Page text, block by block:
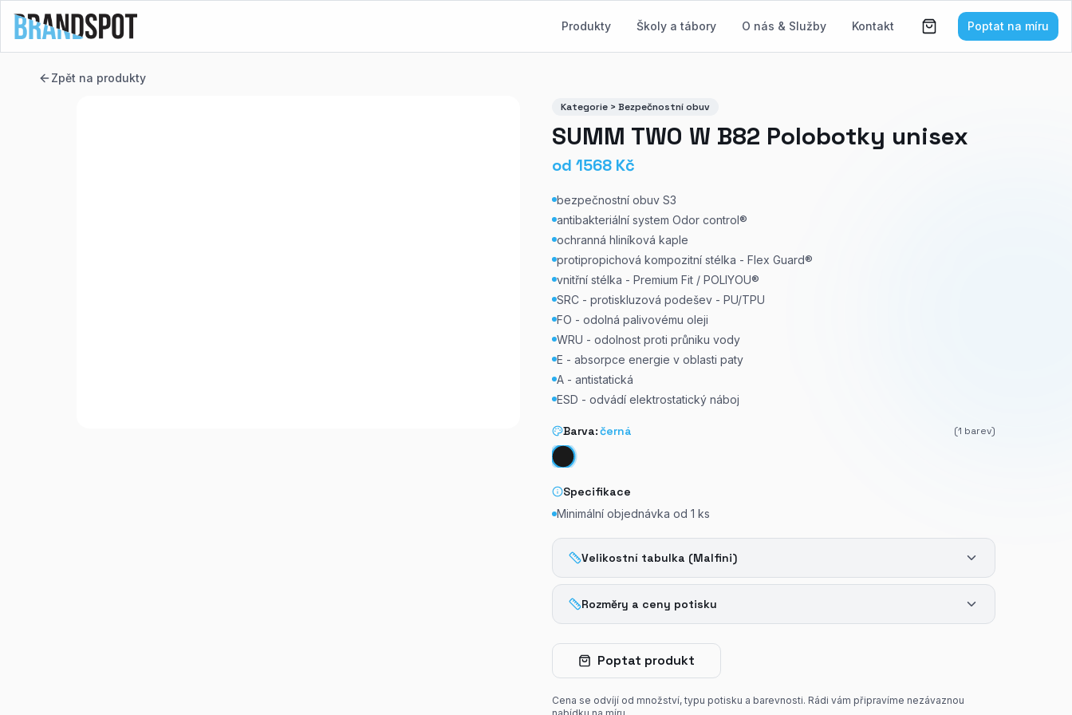
Produkty Školy a tábory O nás & Služby Kontakt Poptat na míru
Zpět na produkty
Kategorie > Bezpečnostní obuv
SUMM TWO W B82 Polobotky unisex
od 1568 Kč
bezpečnostní obuv S3
antibakteriální system Odor control®
ochranná hliníková kaple
protipropichová kompozitní stélka - Flex Guard®
vnitřní stélka - Premium Fit / POLIYOU®
SRC - protiskluzová podešev - PU/TPU
FO - odolná palivovému oleji
WRU - odolnost proti průniku vody
E - absorpce energie v oblasti paty
A - antistatická
ESD - odvádí elektrostatický náboj
Barva:černá (1 barev)
Specifikace
Minimální objednávka od 1 ks
Velikostní tabulka (Malfini)
Rozměry a ceny potisku
Poptat produkt
Cena se odvíjí od množství, typu potisku a barevnosti. Rádi vám připravíme nezávaznou